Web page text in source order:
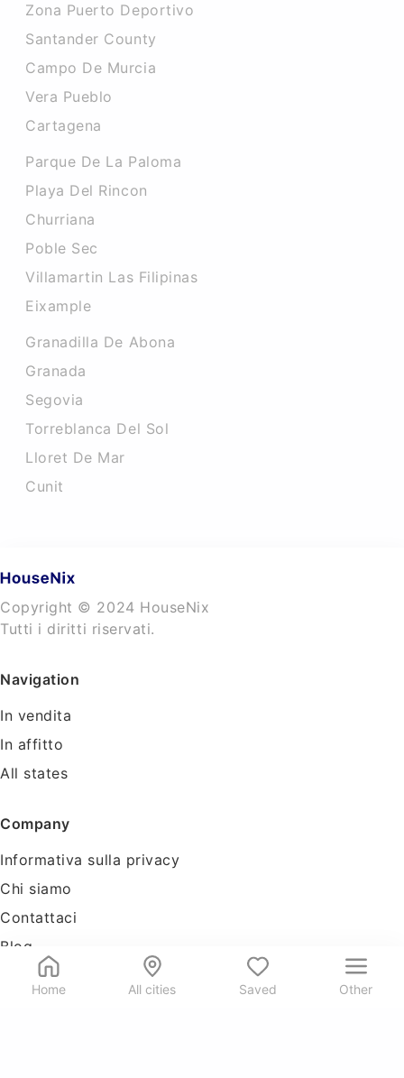
Home All cities Saved Other
Zona Puerto Deportivo
Santander County
Campo De Murcia
Vera Pueblo
Cartagena
Parque De La Paloma
Playa Del Rincon
Churriana
Poble Sec
Villamartin Las Filipinas
Eixample
Granadilla De Abona
Granada
Segovia
Torreblanca Del Sol
Lloret De Mar
Cunit
Copyright © 2024 HouseNix
Tutti i diritti riservati.
Navigation
In vendita
In affitto
All states
Company
Informativa sulla privacy
Chi siamo
Contattaci
Blog
Tools